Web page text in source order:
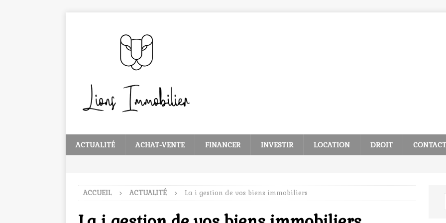
ACTUALITÉ ACHAT-VENTE FINANCER INVESTIR LOCATION DROIT CONTACT
ACCUEIL ACTUALITÉ La i gestion de vos biens immobiliers